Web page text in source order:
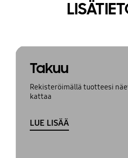
Takuu
Rekisteröimällä tuotteesi
kattaa
LUE LISÄÄ